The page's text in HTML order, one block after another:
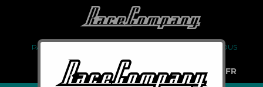
PARTENARIAT
À PROPOS DE NOUS
COMPTE PRO
FR